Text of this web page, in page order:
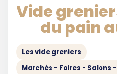
Vide
du pain
Les vide greniers
Marchés - Foires - Salons